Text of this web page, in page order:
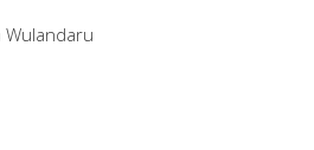
Wulandaru